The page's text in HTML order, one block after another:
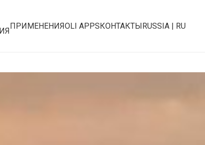
ПРИМЕНЕНИЯOLI APPSКОНТАКТЫRUSSIA | RU